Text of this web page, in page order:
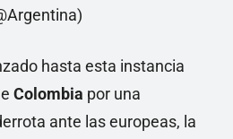
hasta esta instancia
Colombia por una
ante las europeas, la